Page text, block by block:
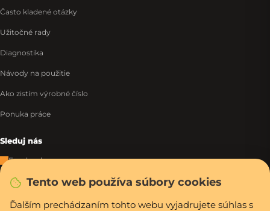
Tento web používa súbory cookies
Ďalším prechádzaním tohto webu vyjadrujete súhlas s
Často kladené otázky
Užitočné rady
Diagnostika
Návody na použitie
Ako zistím výrobné číslo
Ponuka práce
Sleduj nás
Facebook
Instagram
Tiktok